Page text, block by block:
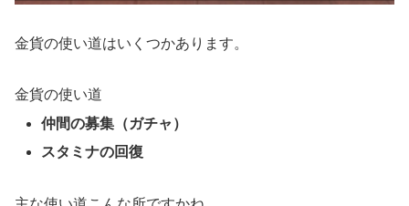
金貨の使い道はいくつかあります。
金貨の使い道
仲間の募集（ガチャ）
スタミナの回復